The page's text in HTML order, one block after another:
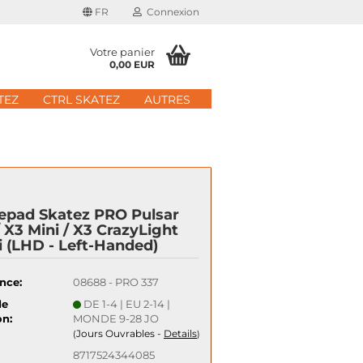
FR Connexion
nouveau compte
passe oublié?
Votre panier
0,00 EUR
CTRL SKATEZ AUTRES
Skatez PRO Pulsar
X3 Mini / X3 CrazyLight
(LHD - Left-Handed)
08688 - PRO 337
DE 1-4 | EU 2-14 |
MONDE 9-28 JO
(Jours Ouvrables - Details)
8717524344085